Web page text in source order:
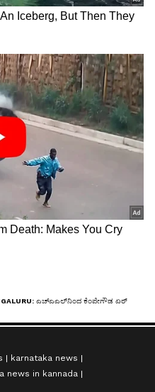
karnataka news
news in kannada